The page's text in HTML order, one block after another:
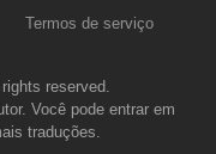
Termos de serviço
reserved.
Você pode entrar em
traduções.